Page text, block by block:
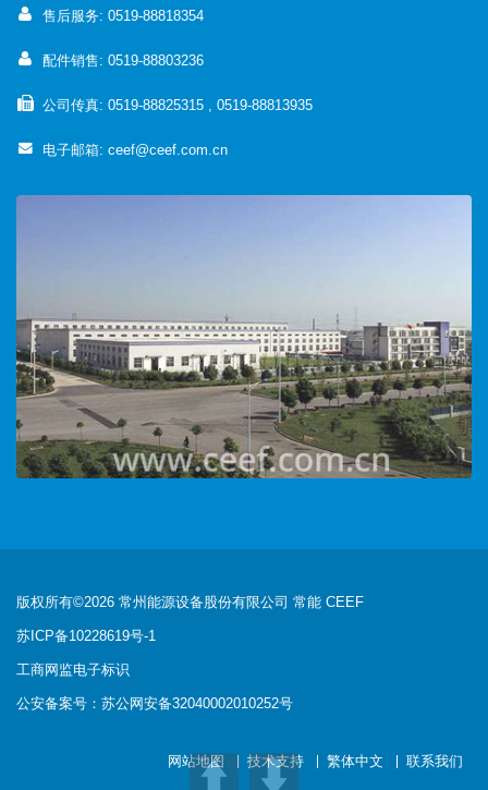
售后服务: 0519-88818354
配件销售: 0519-88803236
公司传真: 0519-88825315 , 0519-88813935
电子邮箱: ceef@ceef.com.cn
版权所有©2026 常州能源设备股份有限公司 常能 CEEF
苏ICP备10228619号-1
工商网监电子标识
公安备案号：苏公网安备32040002010252号
网站地图 技术支持 繁体中文 联系我们